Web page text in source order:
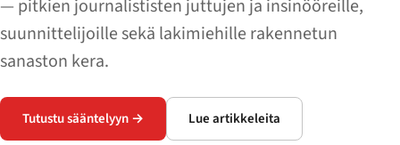
— pitkien journalististen juttujen ja insinööreille,
suunnittelijoille sekä lakimiehille rakennetun
sanaston kera.
Tutustu sääntelyyn → Lue artikkeleita